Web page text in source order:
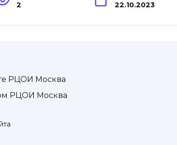
2 22.10.2023
РЦОИ Москва
РЦОИ Москва